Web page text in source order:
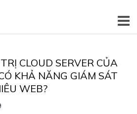
CLOUD SERVER CỦA
KHẢ NĂNG GIÁM SÁT
WEB?